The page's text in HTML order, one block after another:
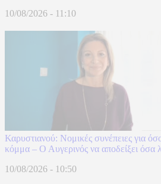
10/08/2026 - 11:10
Καρυστιανού: Νομικές συνέπειες για
κόμμα – Ο Αυγερινός να αποδείξει όσα
10/08/2026 - 10:50